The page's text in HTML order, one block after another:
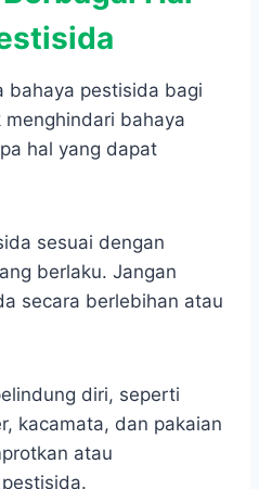
bahaya pestisida bagi
bahaya
hal yang dapat
sesuai dengan
berlaku. Jangan
secara berlebihan atau
diri, seperti
kacamata, dan pakaian
atau